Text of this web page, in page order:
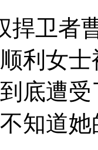
捍卫者
利女
底遭
知道